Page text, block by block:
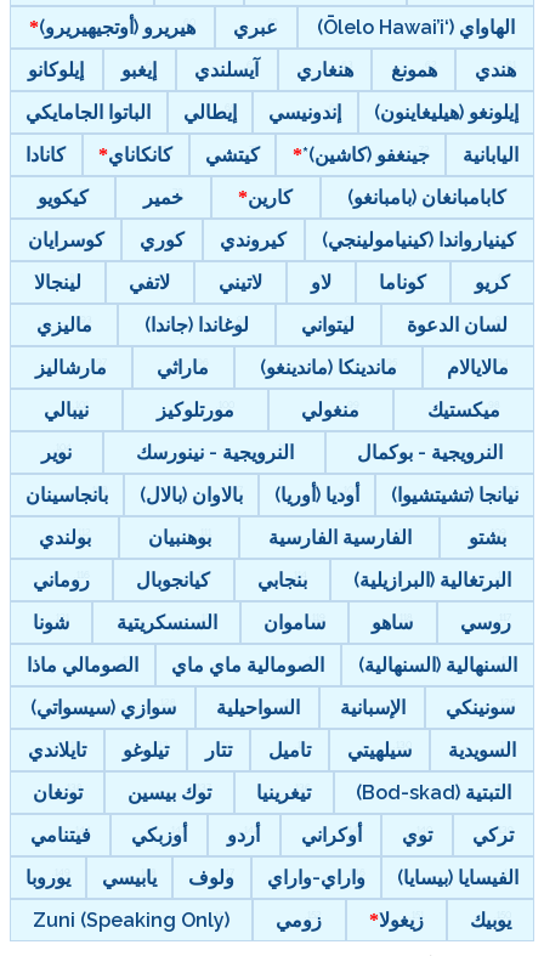
الهاواي (‘Ōlelo Hawai’i)
عبري
هيريرو (أوتجيهيريرو)
هندي
همونغ هنغاري آيسلندي إيغبو
إيلوكانو
إيلونغو (هيليغاينون)
إندونيسي إيطالي
الباتوا الجامايكي
اليابانية
جينغفو (كاشين)* كيتشي كانكاناي
كانادا
كابامبانغان (بامبانغو)
كارين خمير
كيكويو
كينيارواندا (كينيامولينجي)
كيروندي كوري
كوسرايان
كريو
كوناما لاو لاتيني لاتفي
لينجالا
لسان الدعوة
ليتواني لوغاندا (جاندا)
ماليزي
مالايالام
ماندينكا (ماندينغو) ماراثي
مارشاليز
ميكستيك
منغولي مورتلوكيز
نيبالي
النرويجية - بوكمال
النرويجية - نينورسك
نوير
نيانجا (تشيتشيوا)
أوديا (أوريا) بالاوان (بالال)
بانجاسينان
بشتو
الفارسية الفارسية بوهنبيان
بولندي
البرتغالية (البرازيلية)
بنجابي كيانجوبال
روماني
روسي
ساهو ساموان السنسكريتية
شونا
السنهالية (السنهالية)
الصومالية ماي ماي
الصومالي ماذا
سونينكي
الإسبانية السواحيلية
سوازي (سيسواتي)
السويدية
سيلهيتي تاميل تتار تيلوغو
تايلاندي
التبتية (Bod-skad)
تيغرينيا توك بيسين
تونغان
تركي
توي أوكراني أردو أوزبكي
فيتنامي
الفيسايا (بيسايا)
واراي-واراي ولوف يابيسي
يوروبا
يوبيك
زيغولا زومي Zuni (Speaking Only)